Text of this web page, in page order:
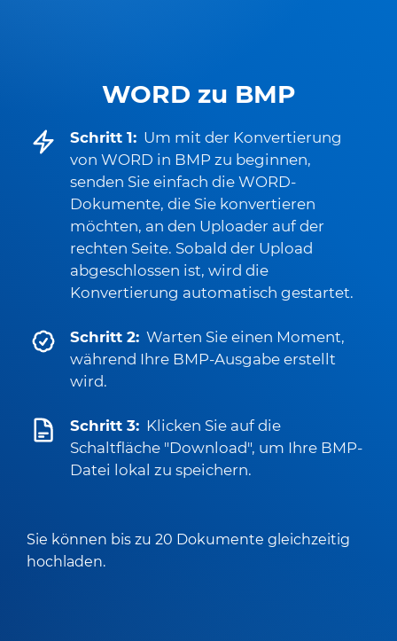
WORD zu BMP
Schritt 1: Um mit der Konvertierung
von WORD in BMP zu beginnen,
senden Sie einfach die WORD-
Dokumente, die Sie konvertieren
möchten, an den Uploader auf der
rechten Seite. Sobald der Upload
abgeschlossen ist, wird die
Konvertierung automatisch gestartet.
Schritt 2: Warten Sie einen Moment,
während Ihre BMP-Ausgabe erstellt
wird.
Schritt 3: Klicken Sie auf die
Schaltfläche "Download", um Ihre BMP-
Datei lokal zu speichern.
Sie können bis zu 20 Dokumente gleichzeitig
hochladen.